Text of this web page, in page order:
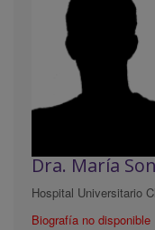
Dra. María
Hospital Universitario
Biografía no disponible